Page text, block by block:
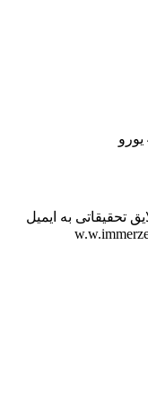
تحقیقاتی به ایمیل